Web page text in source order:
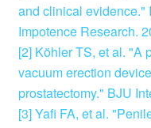
and clinical evidence."
Impotence Research.
[2] Köhler TS, et al. "A
vacuum erection
prostatectomy." BJU
[3] Yafi FA, et al.